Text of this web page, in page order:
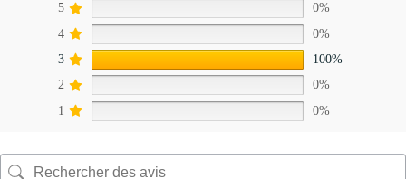
5
0%
4
0%
3
100%
2
0%
1
0%